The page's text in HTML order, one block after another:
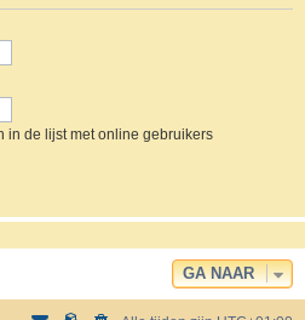
in de lijst met online gebruikers
GA NAAR